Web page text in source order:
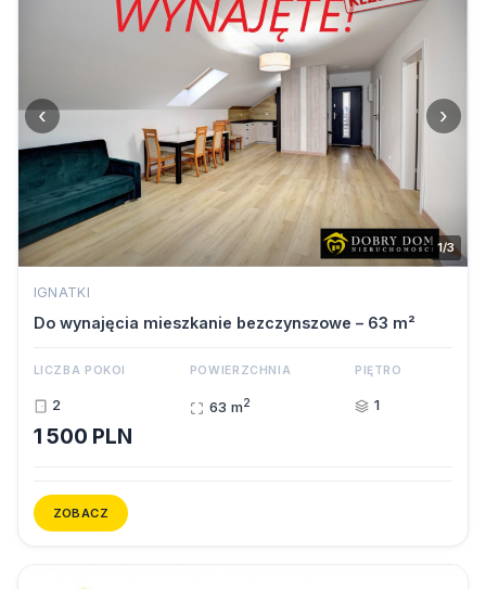
‹ ›
1/3
IGNATKI
Do wynajęcia mieszkanie bezczynszowe – 63 m²
LICZBA POKOI
2
POWIERZCHNIA
63 m2
PIĘTRO
1
1 500 PLN
ZOBACZ